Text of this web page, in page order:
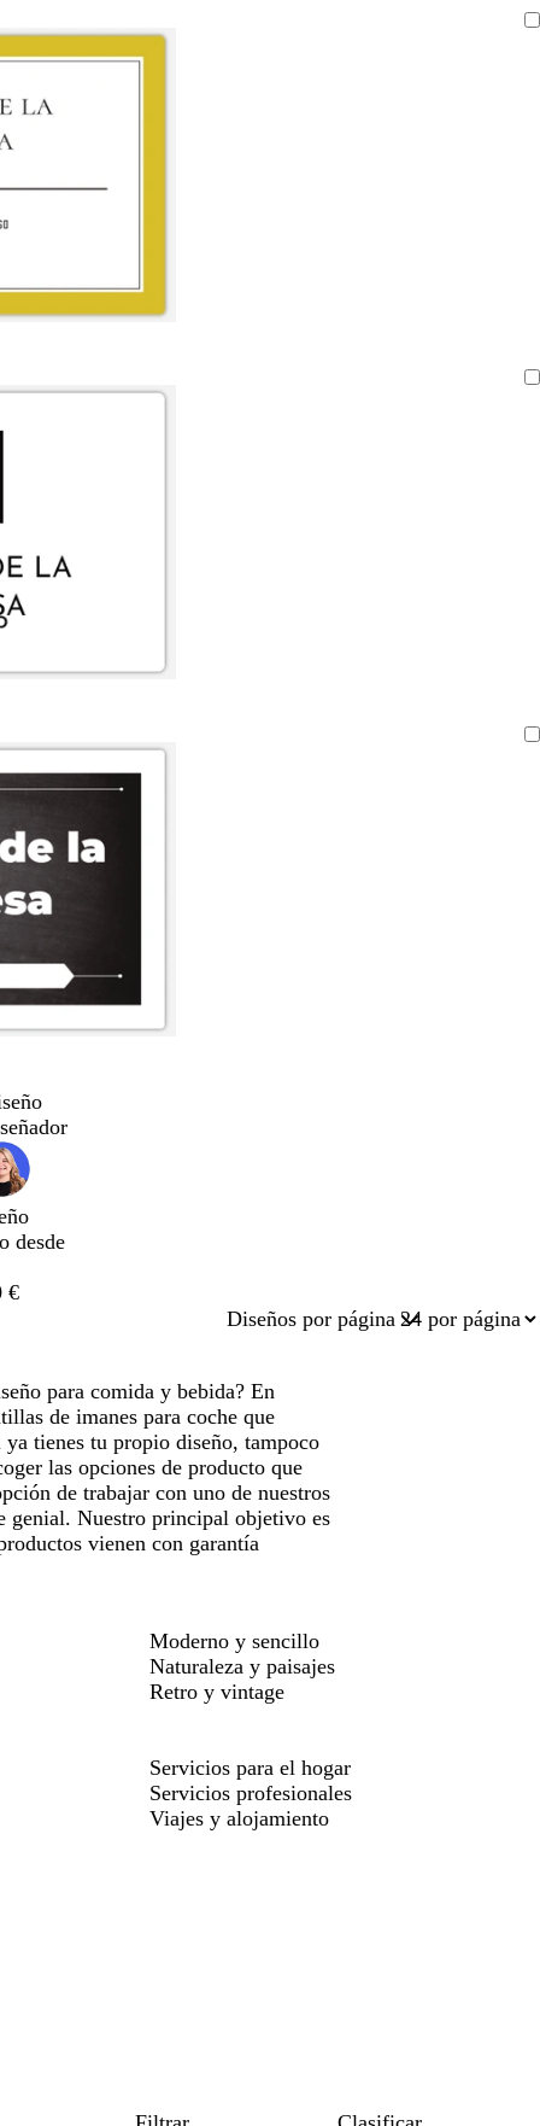
desde
€
Diseños por página
para comida y bebida? En
de imanes para coche que
tienes tu propio diseño, tampoco
las opciones de producto que
de trabajar con uno de nuestros
genial. Nuestro principal objetivo es
vienen con garantía
Moderno y sencillo
Naturaleza y paisajes
Retro y vintage
Servicios para el hogar
Servicios profesionales
Viajes y alojamiento